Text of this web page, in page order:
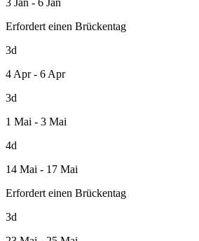
3 Jan - 6 Jan
Erfordert einen Brückentag
3d
4 Apr - 6 Apr
3d
1 Mai - 3 Mai
4d
14 Mai - 17 Mai
Erfordert einen Brückentag
3d